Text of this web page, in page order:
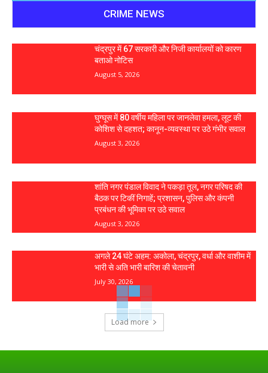
CRIME NEWS
चंद्रपुर में 67 सरकारी और निजी कार्यालयों को कारण
बताओ नोटिस
August 5, 2026
घुग्घूस में 80 वर्षीय महिला पर जानलेवा हमला, लूट की
कोशिश से दहशत; कानून-व्यवस्था पर उठे गंभीर सवाल
August 3, 2026
शांति नगर पंडाल विवाद ने पकड़ा तूल, नगर परिषद की
बैठक पर टिकीं निगाहें; प्रशासन, पुलिस और कंपनी
प्रबंधन की भूमिका पर उठे सवाल
August 3, 2026
अगले 24 घंटे अहम: अकोला, चंद्रपुर, वर्धा और वाशीम में
भारी से अति भारी बारिश की चेतावनी
July 30, 2026
Load more